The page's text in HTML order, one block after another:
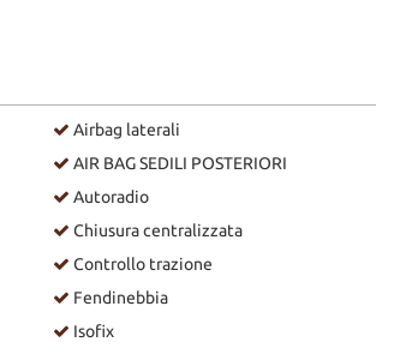
Airbag laterali
AIR BAG SEDILI POSTERIORI
Autoradio
Chiusura centralizzata
Controllo trazione
Fendinebbia
Isofix